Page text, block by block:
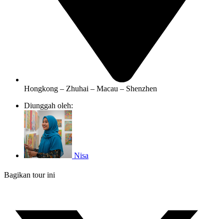
Hongkong – Zhuhai – Macau – Shenzhen
Diunggah oleh:
Nisa
Bagikan tour ini